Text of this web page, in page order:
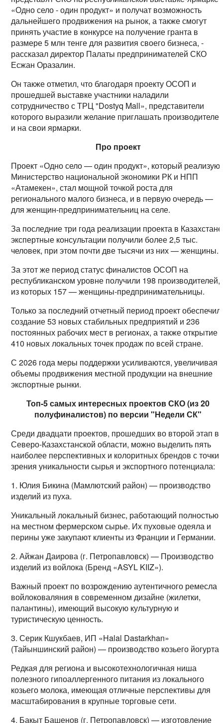
«Одно село - один продукт» и получат возможность
дальнейшего продвижения на рынок, а также смогут
принять участие в конкурсе на получение гранта в
размере 5 млн тенге для развития своего бизнеса, -
рассказал директор Палаты предпринимателей СКО
Есжан Оразалин.
Он также отметил, что благодаря проекту ОСОП и
прошедшей выставке участники наладили
сотрудничество с ТРЦ "Dostyq Mall», представители
которого выразили желание приглашать
и на свои ярмарки.
Про проект
Проект «Одно село — один продукт», который
Министерство национальной экономики РК и НПП
«Атамекен», стал мощной точкой роста для
регионального малого бизнеса, и в первую очередь —
для женщин-предпринимательниц на селе.
За последние три года реализации проекта в Казахстане
экспертные консультации получили более 2,5 тыс.
человек, при этом почти две тысячи из них — женщины.
За этот же период статус финалистов ОСОП на
республиканском уровне получили 198 производителей,
из которых 157 — женщины-предпринимательницы.
Только за последний отчетный период проект обеспечил
создание 53 новых стабильных предприятий и 236
постоянных рабочих мест в регионах, а также открытие
410 новых локальных точек продаж по всей стране.
С 2026 года меры поддержки усиливаются, увеличивая
объемы продвижения местной продукции на внешние
экспортные рынки.
Топ-5 самых интересных проектов СКО (из 20
полуфиналистов) по версии "Недели СК"
Среди двадцати проектов, прошедших во второй этап в
Северо-Казахстанской области, можно выделить пять
наиболее перспективных и колоритных брендов с точки
зрения уникальности сырья и экспортного потенциала:
1. Юлия Бикина (Мамлютский район) — производство
изделий из пуха.
Уникальный локальный бизнес, работающий полностью
на местном фермерском сырье. Их пуховые одеяла и
перины уже закупают клиенты из Франции и Германии.
2. Айжан Даирова (г. Петропавловск) — Производство
изделий из войлока (Бренд «ASYL KIIZ»).
Важный проект по возрождению аутентичного ремесла
войлоковаляния в современном дизайне (жилетки,
палантины), имеющий высокую культурную и
туристическую ценность.
3. Серик Кшукбаев, ИП «Halal Dastarkhan»
(Тайыншинский район) — производство козьего йогурта.
Редкая для региона и высокотехнологичная ниша
полезного гипоаллергенного питания из локального
козьего молока, имеющая отличные перспективы для
масштабирования в крупные торговые сети.
4. Бакыт Башенов (г. Петропавловск) — изготовление